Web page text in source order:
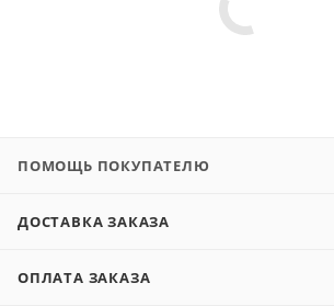
ПОМОЩЬ ПОКУПАТЕЛЮ
ДОСТАВКА ЗАКАЗА
ОПЛАТА ЗАКАЗА